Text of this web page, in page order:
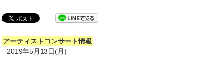
アーティストコンサート情報
2019年5月13日(月)